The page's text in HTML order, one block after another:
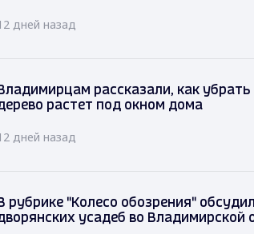
дней назад
рассказали, как убрать
растет под окном дома
дней назад
рубрике "Колесо обозрения"
усадеб во Владимирской